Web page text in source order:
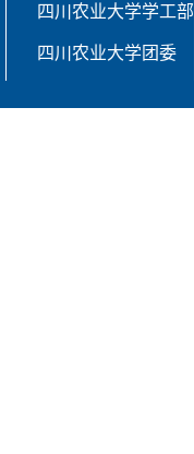
四川农业大学学工部
四川农业大学团委